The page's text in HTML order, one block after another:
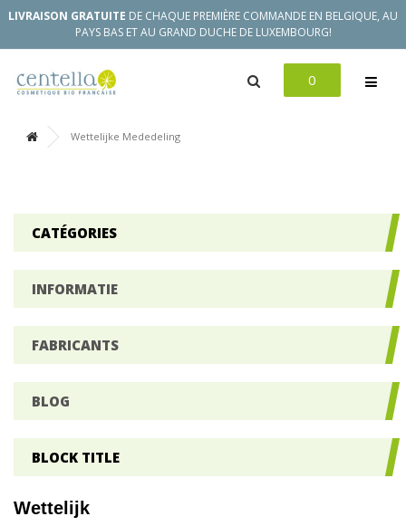
LIVRAISON GRATUITE DE CHAQUE PREMIÈRE COMMANDE EN BELGIQUE, AU
PAYS BAS ET AU GRAND DUCHE DE LUXEMBOURG!
0
Wettelijke Mededeling
CATÉGORIES
INFORMATIE
FABRICANTS
BLOG
BLOCK TITLE
Wettelijk